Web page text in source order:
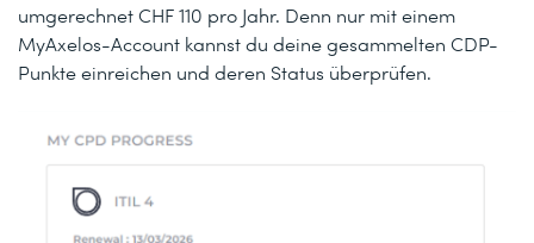
umgerechnet CHF 110 pro Jahr. Denn nur mit einem
MyAxelos-Account kannst du deine gesammelten CDP-
Punkte einreichen und deren Status überprüfen.